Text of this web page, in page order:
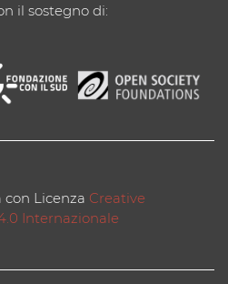
il sostegno di:
Licenza Creative
Internazionale